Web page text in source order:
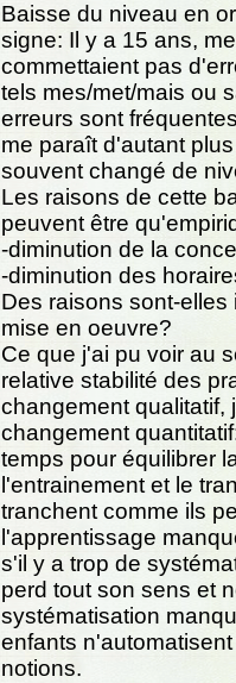
Baisse du niveau en
signe: Il y a 15 ans,
commettaient pas
tels mes/met/mais ou
erreurs sont
me paraît d'autant
souvent changé de
Les raisons de cette
peuvent être
-diminution de la
-diminution des
Des raisons sont-
mise en oeuvre?
Ce que j'ai pu voir au
relative stabilité des
changement qualitatif,
changement
temps pour équilibrer
l'entrainement et le
tranchent comme ils
l'apprentissage
s'il y a trop de
perd tout son sens et
systématisation
enfants
notions.